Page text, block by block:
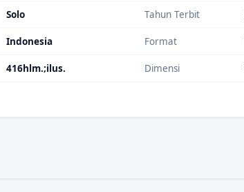
Solo Tahun Terbit
Indonesia Format
416hlm.;ilus. Dimensi